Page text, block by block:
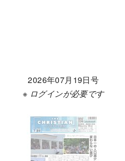
2026年07月19日号
※ ログインが必要です